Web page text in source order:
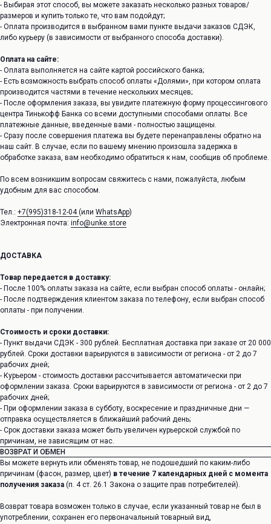
- Выбирая этот способ, вы можете заказать несколько разных товаров/
размеров и купить только те, что вам подойдут;
- Оплата производится в выбранном вами пункте выдачи заказов СДЭК,
либо курьеру (в зависимости от выбранного способа доставки).
Оплата на сайте:
- Оплата выполняется на сайте картой российского банка;
- Есть возможность выбрать способ оплаты «Долями», при котором оплата
производится частями в течение нескольких месяцев;
- После оформления заказа, вы увидите платежную форму процессингового
центра Тинькофф Банка со всеми доступными способами оплаты. Все
платежные данные, введенные вами - полностью защищены.
- Сразу после совершения платежа вы будете перенаправлены обратно на
наш сайт. В случае, если по вашему мнению произошла задержка в
обработке заказа, вам необходимо обратиться к нам, сообщив об проблеме.
По всем возникшим вопросам свяжитесь с нами, пожалуйста, любым
удобным для вас способом.
Тел.: +7(995)318-12-04(или WhatsApp)
Электронная почта: info@unke.store
ДОСТАВКА
Товар передается в доставку:
- После 100% оплаты заказа на сайте, если выбран способ оплаты - онлайн;
- После подтверждения клиентом заказа по телефону, если выбран способ
оплаты - при получении.
Стоимость и сроки доставки:
- Пункт выдачи СДЭК - 300 рублей. Бесплатная доставка при заказе от 20 000
рублей. Сроки доставки варьируются в зависимости от региона - от 2 до 7
рабочих дней;
- Курьером - стоимость доставки рассчитывается автоматически при
оформлении заказа. Сроки варьируются в зависимости от региона - от 2 до 7
рабочих дней;
- При оформлении заказа в субботу, воскресение и праздничные дни —
отправка осуществляется в ближайший рабочий день;
- Срок доставки заказа может быть увеличен курьерской службой по
причинам, не зависящим от нас.
ВОЗВРАТ И ОБМЕН
Вы можете вернуть или обменять товар, не подошедший по каким-либо
причинам (фасон, размер, цвет) в течение 7 календарных дней с момента
получения заказа (п. 4 ст. 26.1 Закона о защите прав потребителей).
Возврат товара возможен только в случае, если указанный товар не был в
употреблении, сохранен его первоначальный товарный вид,